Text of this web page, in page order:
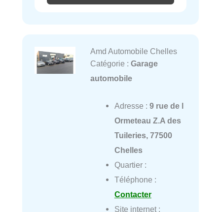
Amd Automobile Chelles
Catégorie : Garage
automobile
Adresse : 9 rue de l
Ormeteau Z.A des
Tuileries, 77500
Chelles
Quartier :
Téléphone :
Contacter
Site internet :